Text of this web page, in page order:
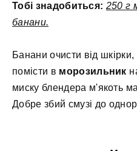
Тобі знадобиться: 250 г
банани.
Банани очисти від
помісти в морозильник
миску блендера м'якоть
Добре збий смузі до